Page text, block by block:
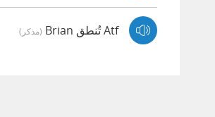
Atf تُنطق Brian (مذكر)